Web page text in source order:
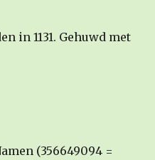
in 1131. Gehuwd met
(356649094 =